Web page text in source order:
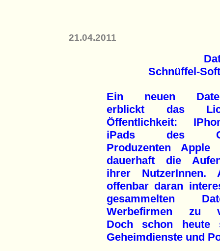
21.04.2011
Schnüffel-
Ein neuen
erblickt das
Öffentlichkeit:
iPads des
Produzenten Apple
dauerhaft die
ihrer NutzerInnen.
offenbar daran
gesammelten
Werbefirmen zu
Doch schon heute
Geheimdienste und